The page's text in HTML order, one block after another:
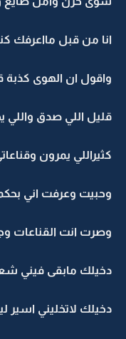
انا من قبل مااعرفك
واقول ان الهوى كذبة
قليل اللي صدق واللي
كثيراللي يمرون
وحبيت وعرفت اني
وصرت انت القناعات
دخيلك مابقى فيني
دخيلك لاتخليني اسير